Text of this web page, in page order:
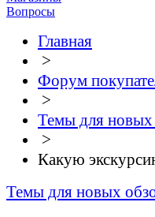
Вопросы
Главная
>
Форум
>
Темы для новых
>
Какую
Темы для новых